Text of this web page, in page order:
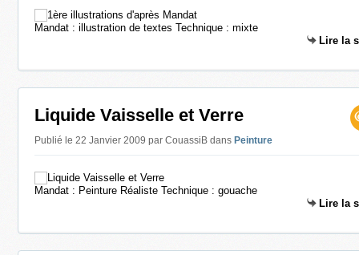
Mandat : illustration de textes Technique : mixte
Lire la
Liquide Vaisselle et Verre
Publié le 22 Janvier 2009 par CouassiB dans Peinture
Mandat : Peinture Réaliste Technique : gouache
Lire la